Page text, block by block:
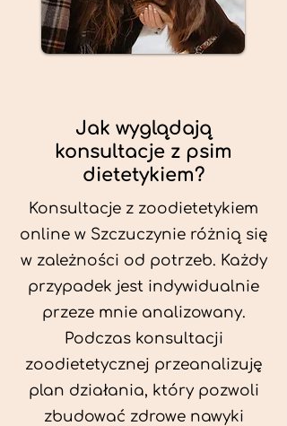
Jak wyglądają
konsultacje z psim
dietetykiem?
Konsultacje z zoodietetykiem
online w Szczuczynie różnią się
w zależności od potrzeb. Każdy
przypadek jest indywidualnie
przeze mnie analizowany.
Podczas konsultacji
zoodietetycznej przeanalizuję
plan działania, który pozwoli
zbudować zdrowe nawyki